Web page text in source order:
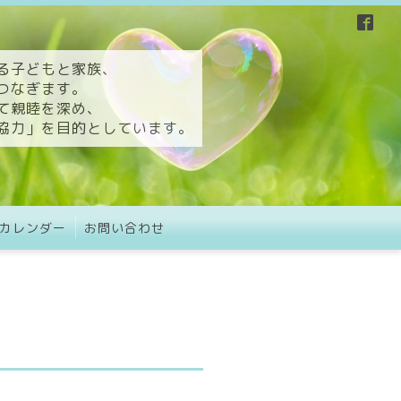
どもと家族、
ぎます。
睦を深め、
」を目的としています。
レンダー お問い合わせ